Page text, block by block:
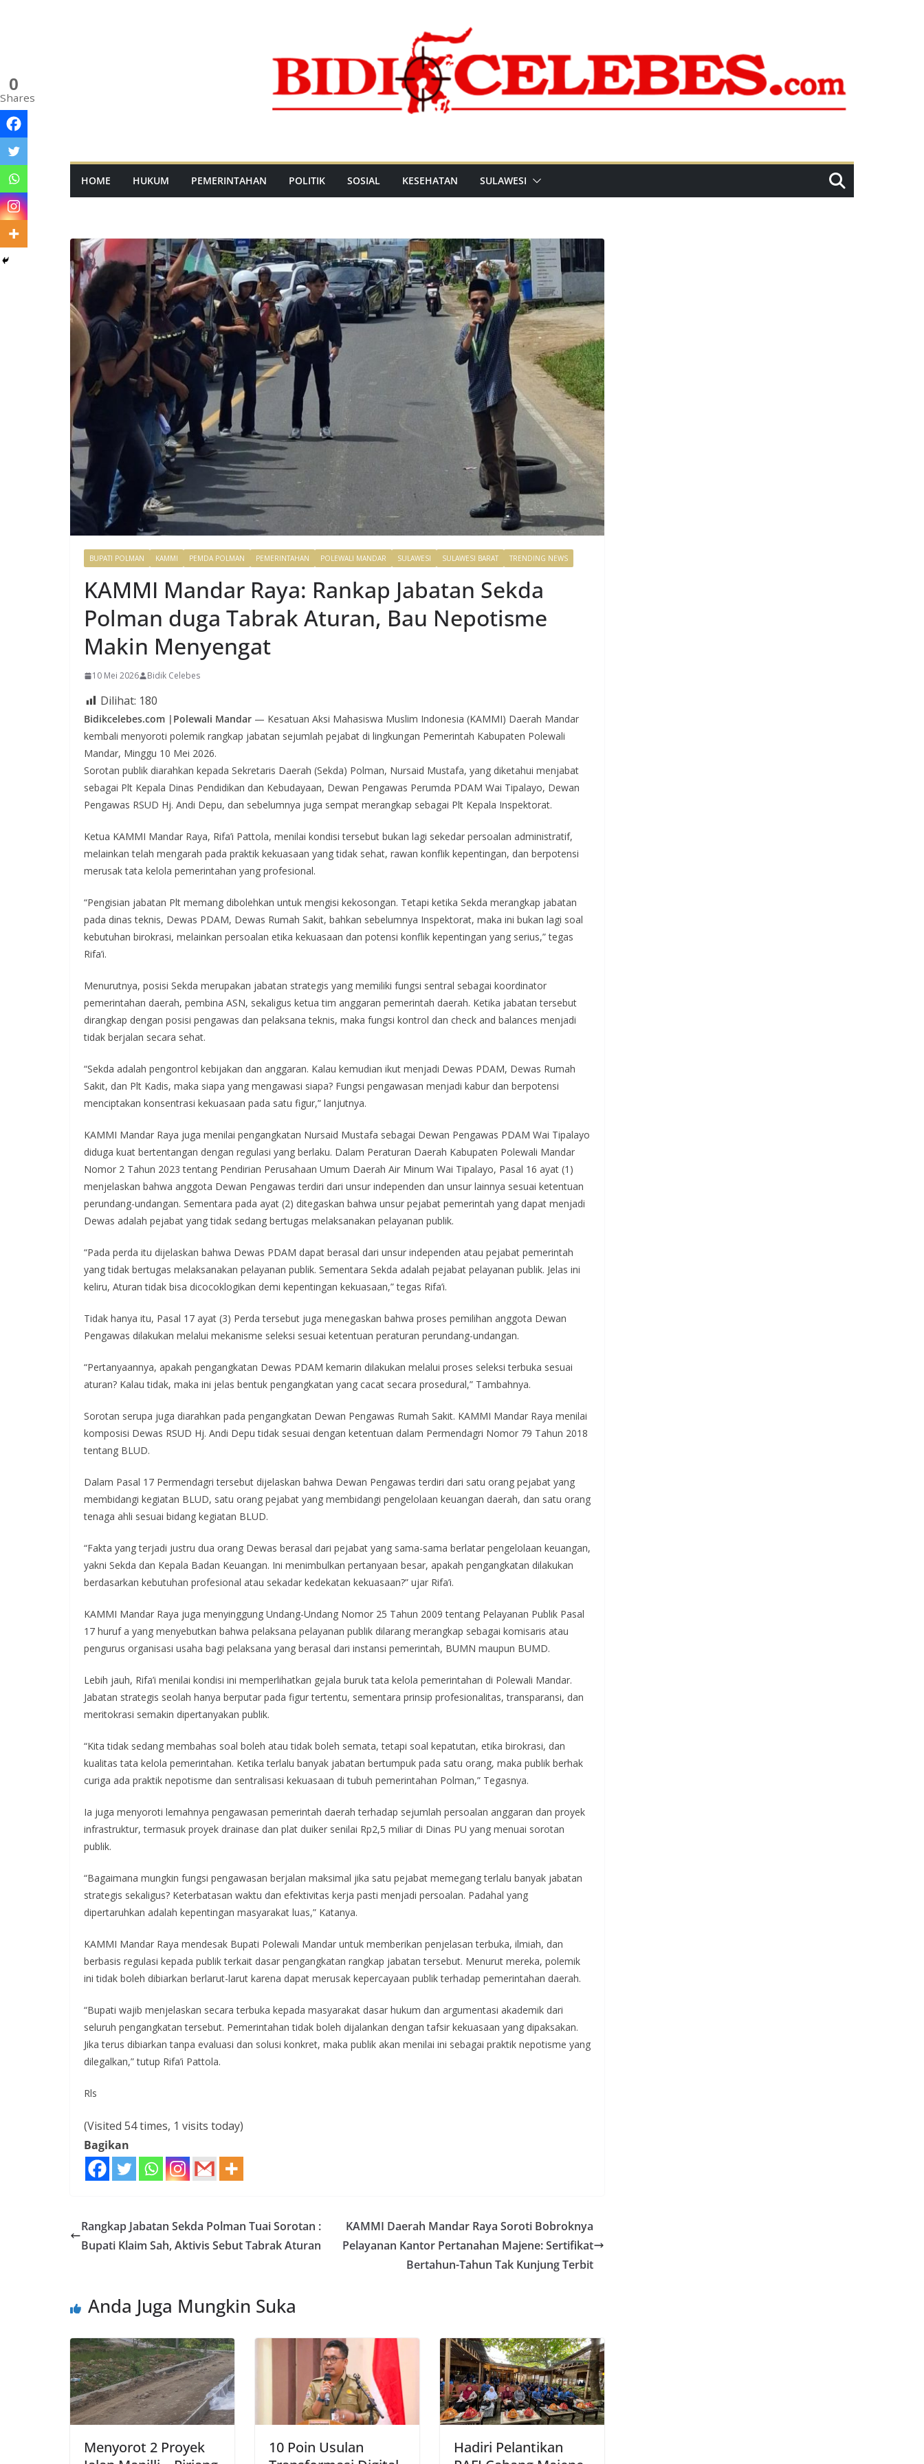
HOME HUKUM PEMERINTAHAN POLITIK SOSIAL KESEHATAN SULAWESI
BUPATI POLMAN KAMMI PEMDA POLMAN PEMERINTAHAN POLEWALI MANDAR SULAWESI SULAWESI BARAT TRENDING NEWS
KAMMI Mandar Raya: Rankap Jabatan Sekda
Polman duga Tabrak Aturan, Bau Nepotisme
Makin Menyengat
10 Mei 2026 Bidik Celebes
Dilihat: 180
Bidikcelebes.com |Polewali Mandar — Kesatuan Aksi Mahasiswa Muslim Indonesia (KAMMI) Daerah Mandar
kembali menyoroti polemik rangkap jabatan sejumlah pejabat di lingkungan Pemerintah Kabupaten Polewali
Mandar, Minggu 10 Mei 2026.
Sorotan publik diarahkan kepada Sekretaris Daerah (Sekda) Polman, Nursaid Mustafa, yang diketahui menjabat
sebagai Plt Kepala Dinas Pendidikan dan Kebudayaan, Dewan Pengawas Perumda PDAM Wai Tipalayo, Dewan
Pengawas RSUD Hj. Andi Depu, dan sebelumnya juga sempat merangkap sebagai Plt Kepala Inspektorat.
Ketua KAMMI Mandar Raya, Rifa’i Pattola, menilai kondisi tersebut bukan lagi sekedar persoalan administratif,
melainkan telah mengarah pada praktik kekuasaan yang tidak sehat, rawan konflik kepentingan, dan berpotensi
merusak tata kelola pemerintahan yang profesional.
“Pengisian jabatan Plt memang dibolehkan untuk mengisi kekosongan. Tetapi ketika Sekda merangkap jabatan
pada dinas teknis, Dewas PDAM, Dewas Rumah Sakit, bahkan sebelumnya Inspektorat, maka ini bukan lagi soal
kebutuhan birokrasi, melainkan persoalan etika kekuasaan dan potensi konflik kepentingan yang serius,” tegas
Rifa’i.
Menurutnya, posisi Sekda merupakan jabatan strategis yang memiliki fungsi sentral sebagai koordinator
pemerintahan daerah, pembina ASN, sekaligus ketua tim anggaran pemerintah daerah. Ketika jabatan tersebut
dirangkap dengan posisi pengawas dan pelaksana teknis, maka fungsi kontrol dan check and balances menjadi
tidak berjalan secara sehat.
“Sekda adalah pengontrol kebijakan dan anggaran. Kalau kemudian ikut menjadi Dewas PDAM, Dewas Rumah
Sakit, dan Plt Kadis, maka siapa yang mengawasi siapa? Fungsi pengawasan menjadi kabur dan berpotensi
menciptakan konsentrasi kekuasaan pada satu figur,” lanjutnya.
KAMMI Mandar Raya juga menilai pengangkatan Nursaid Mustafa sebagai Dewan Pengawas PDAM Wai Tipalayo
diduga kuat bertentangan dengan regulasi yang berlaku. Dalam Peraturan Daerah Kabupaten Polewali Mandar
Nomor 2 Tahun 2023 tentang Pendirian Perusahaan Umum Daerah Air Minum Wai Tipalayo, Pasal 16 ayat (1)
menjelaskan bahwa anggota Dewan Pengawas terdiri dari unsur independen dan unsur lainnya sesuai ketentuan
perundang-undangan. Sementara pada ayat (2) ditegaskan bahwa unsur pejabat pemerintah yang dapat menjadi
Dewas adalah pejabat yang tidak sedang bertugas melaksanakan pelayanan publik.
“Pada perda itu dijelaskan bahwa Dewas PDAM dapat berasal dari unsur independen atau pejabat pemerintah
yang tidak bertugas melaksanakan pelayanan publik. Sementara Sekda adalah pejabat pelayanan publik. Jelas ini
keliru, Aturan tidak bisa dicocoklogikan demi kepentingan kekuasaan,” tegas Rifa’i.
Tidak hanya itu, Pasal 17 ayat (3) Perda tersebut juga menegaskan bahwa proses pemilihan anggota Dewan
Pengawas dilakukan melalui mekanisme seleksi sesuai ketentuan peraturan perundang-undangan.
“Pertanyaannya, apakah pengangkatan Dewas PDAM kemarin dilakukan melalui proses seleksi terbuka sesuai
aturan? Kalau tidak, maka ini jelas bentuk pengangkatan yang cacat secara prosedural,” Tambahnya.
Sorotan serupa juga diarahkan pada pengangkatan Dewan Pengawas Rumah Sakit. KAMMI Mandar Raya menilai
komposisi Dewas RSUD Hj. Andi Depu tidak sesuai dengan ketentuan dalam Permendagri Nomor 79 Tahun 2018
tentang BLUD.
Dalam Pasal 17 Permendagri tersebut dijelaskan bahwa Dewan Pengawas terdiri dari satu orang pejabat yang
membidangi kegiatan BLUD, satu orang pejabat yang membidangi pengelolaan keuangan daerah, dan satu orang
tenaga ahli sesuai bidang kegiatan BLUD.
“Fakta yang terjadi justru dua orang Dewas berasal dari pejabat yang sama-sama berlatar pengelolaan keuangan,
yakni Sekda dan Kepala Badan Keuangan. Ini menimbulkan pertanyaan besar, apakah pengangkatan dilakukan
berdasarkan kebutuhan profesional atau sekadar kedekatan kekuasaan?” ujar Rifa’i.
KAMMI Mandar Raya juga menyinggung Undang-Undang Nomor 25 Tahun 2009 tentang Pelayanan Publik Pasal
17 huruf a yang menyebutkan bahwa pelaksana pelayanan publik dilarang merangkap sebagai komisaris atau
pengurus organisasi usaha bagi pelaksana yang berasal dari instansi pemerintah, BUMN maupun BUMD.
Lebih jauh, Rifa’i menilai kondisi ini memperlihatkan gejala buruk tata kelola pemerintahan di Polewali Mandar.
Jabatan strategis seolah hanya berputar pada figur tertentu, sementara prinsip profesionalitas, transparansi, dan
meritokrasi semakin dipertanyakan publik.
“Kita tidak sedang membahas soal boleh atau tidak boleh semata, tetapi soal kepatutan, etika birokrasi, dan
kualitas tata kelola pemerintahan. Ketika terlalu banyak jabatan bertumpuk pada satu orang, maka publik berhak
curiga ada praktik nepotisme dan sentralisasi kekuasaan di tubuh pemerintahan Polman,” Tegasnya.
Ia juga menyoroti lemahnya pengawasan pemerintah daerah terhadap sejumlah persoalan anggaran dan proyek
infrastruktur, termasuk proyek drainase dan plat duiker senilai Rp2,5 miliar di Dinas PU yang menuai sorotan
publik.
“Bagaimana mungkin fungsi pengawasan berjalan maksimal jika satu pejabat memegang terlalu banyak jabatan
strategis sekaligus? Keterbatasan waktu dan efektivitas kerja pasti menjadi persoalan. Padahal yang
dipertaruhkan adalah kepentingan masyarakat luas,” Katanya.
KAMMI Mandar Raya mendesak Bupati Polewali Mandar untuk memberikan penjelasan terbuka, ilmiah, dan
berbasis regulasi kepada publik terkait dasar pengangkatan rangkap jabatan tersebut. Menurut mereka, polemik
ini tidak boleh dibiarkan berlarut-larut karena dapat merusak kepercayaan publik terhadap pemerintahan daerah.
“Bupati wajib menjelaskan secara terbuka kepada masyarakat dasar hukum dan argumentasi akademik dari
seluruh pengangkatan tersebut. Pemerintahan tidak boleh dijalankan dengan tafsir kekuasaan yang dipaksakan.
Jika terus dibiarkan tanpa evaluasi dan solusi konkret, maka publik akan menilai ini sebagai praktik nepotisme yang
dilegalkan,” tutup Rifa’i Pattola.
Rls
(Visited 54 times, 1 visits today)
Bagikan
0
Shares
Rangkap Jabatan Sekda Polman Tuai Sorotan :
Bupati Klaim Sah, Aktivis Sebut Tabrak Aturan
KAMMI Daerah Mandar Raya Soroti Bobroknya
Pelayanan Kantor Pertanahan Majene: Sertifikat
Bertahun-Tahun Tak Kunjung Terbit
Anda Juga Mungkin Suka
Menyorot 2 Proyek
10 Poin Usulan
Hadiri Pelantikan